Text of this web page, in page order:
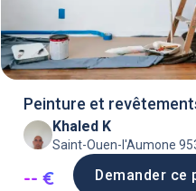
Peinture et
Khaled K
Saint-Ouen-l'Aumone
-- € Demander ce